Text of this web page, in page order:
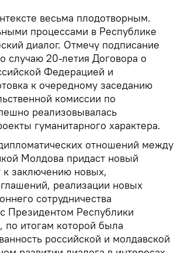
весьма плодотворным.
процессами в Республике
диалог. Отмечу подписание
случаю 20-летия Договора о
Федерацией и
к очередному заседанию
комиссии по
реализовывалась
гуманитарного характера.
отношений между
Молдова придаст новый
к заключению новых,
реализации новых
сотрудничества
Президентом Республики
итогам которой была
российской и молдавской